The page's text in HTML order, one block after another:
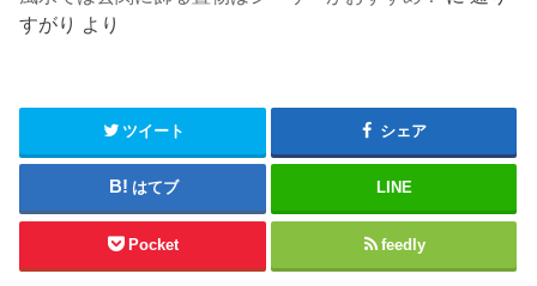
すがり より
ツイート シェア
はてブ LINE
Pocket feedly